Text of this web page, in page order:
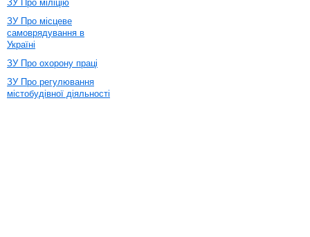
ЗУ Про міліцію
ЗУ Про місцеве
самоврядування в
Україні
ЗУ Про охорону праці
ЗУ Про регулювання
містобудівної діяльності